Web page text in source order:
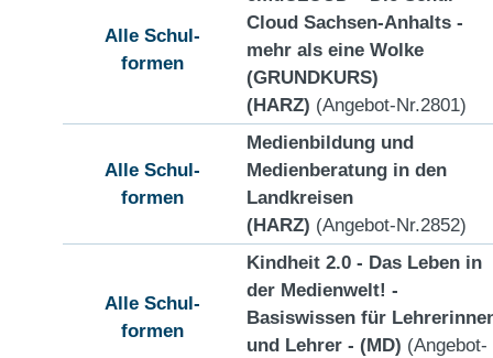
Alle Schul-
formen
Cloud Sachsen-Anhalts -
mehr als eine Wolke
(GRUNDKURS)
(HARZ) (Angebot-Nr.2801)
Alle Schul-
formen
Medienbildung und
Medienberatung in den
Landkreisen
(HARZ) (Angebot-Nr.2852)
Alle Schul-
formen
Kindheit 2.0 - Das Leben in
der Medienwelt! -
Basiswissen für
und Lehrer - (MD) (Angebot-